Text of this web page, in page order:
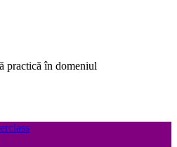
practică în domeniul